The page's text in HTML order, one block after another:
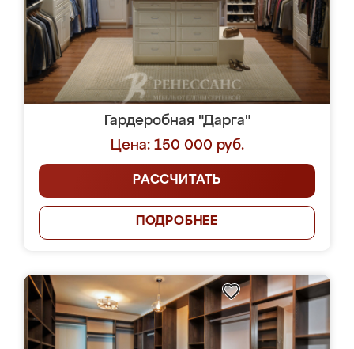
Гардеробная "Дарга"
Цена: 150 000 руб.
РАССЧИТАТЬ
ПОДРОБНЕЕ